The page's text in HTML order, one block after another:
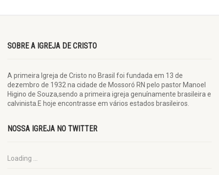
SOBRE A IGREJA DE CRISTO
A primeira Igreja de Cristo no Brasil foi fundada em 13 de
dezembro de 1932 na cidade de Mossoró RN pelo pastor Manoel
Higino de Souza,sendo a primeira igreja genuínamente brasileira e
calvinista.E hoje encontrasse em vários estados brasileiros.
NOSSA IGREJA NO TWITTER
Loading ...